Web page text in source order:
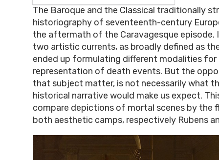
The Baroque and the Classical traditionally
historiography of seventeenth-century
the aftermath of the Caravagesque episode.
two artistic currents, as broadly defined as
ended up formulating different modalities for
representation of death events. But the
that subject matter, is not necessarily what
historical narrative would make us expect.
compare depictions of mortal scenes by the
both aesthetic camps, respectively Rubens